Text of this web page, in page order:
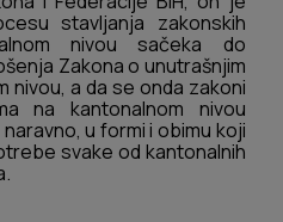
stavljanja zakonskih
nivou sačeka do
Zakona o unutrašnjim
nivou, a da se onda zakoni
na kantonalnom nivou
u formi i obimu koji
svake od kantonalnih